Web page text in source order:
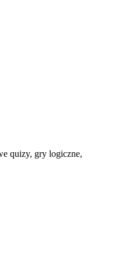
quizy, gry logiczne,